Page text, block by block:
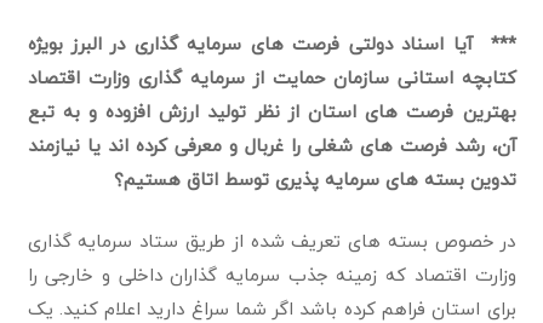
*** آیا اسناد دولتی فرصت های سرمایه گذاری در البرز بویژه
کتابچه استانی سازمان حمایت از سرمایه گذاری وزارت اقتصاد
بهترین فرصت های استان از نظر تولید ارزش افزوده و به تبع
آن، رشد فرصت های شغلی را غربال و معرفی کرده اند یا نیازمند
تدوین بسته های سرمایه پذیری توسط اتاق هستیم؟
در خصوص بسته های تعریف شده از طریق ستاد سرمایه گذاری
وزارت اقتصاد که زمینه جذب سرمایه گذاران داخلی و خارجی را
برای استان فراهم کرده باشد اگر شما سراغ دارید اعلام کنید. یک